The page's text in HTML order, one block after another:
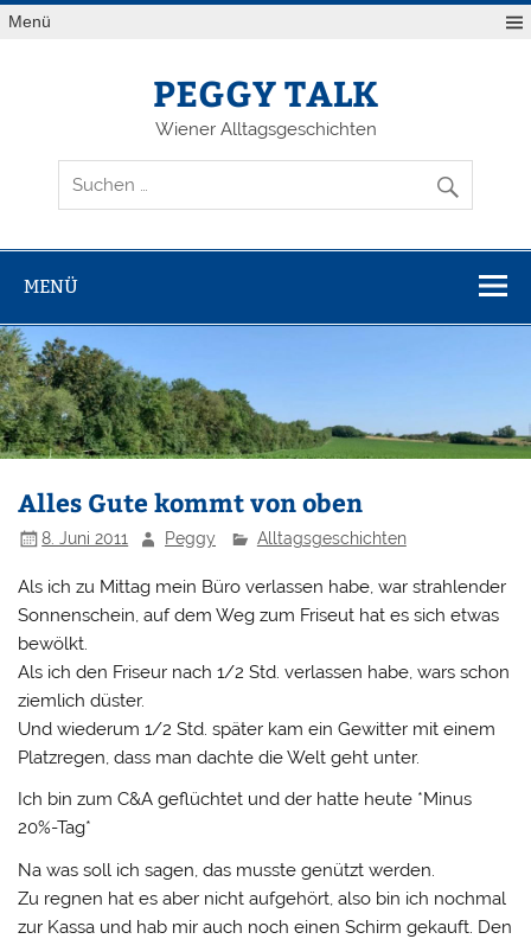
Zum
Inhalt
Menü
PEGGY TALK
Wiener Alltagsgeschichten
MENÜ
Alles Gute kommt von oben
8. Juni 2011 Peggy Alltagsgeschichten
Als ich zu Mittag mein Büro verlassen habe, war strahlender
Sonnenschein, auf dem Weg zum Friseut hat es sich etwas
bewölkt.
Als ich den Friseur nach 1/2 Std. verlassen habe, wars schon
ziemlich düster.
Und wiederum 1/2 Std. später kam ein Gewitter mit einem
Platzregen, dass man dachte die Welt geht unter.
Ich bin zum C&A geflüchtet und der hatte heute *Minus
20%-Tag*
Na was soll ich sagen, das musste genützt werden.
Zu regnen hat es aber nicht aufgehört, also bin ich nochmal
zur Kassa und hab mir auch noch einen Schirm gekauft. Den